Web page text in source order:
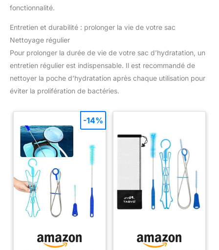
fonctionnalité.
Entretien et durabilité : prolonger la vie de votre sac
Nettoyage régulier
Pour prolonger la durée de vie de votre sac d’hydratation, un
entretien régulier est indispensable. Il est recommandé de
nettoyer la poche d’hydratation après chaque utilisation pour
éviter la prolifération de bactéries.
-14%